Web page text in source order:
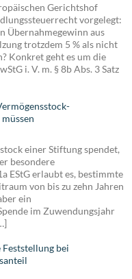
Gerichtshof
vorgelegt:
Übernahmegewinn aus
trotzdem 5 % als nicht
Konkret geht es um die
i. V. m. § 8b Abs. 3 Satz
einer Stiftung spendet,
besondere
EStG erlaubt es, bestimmte
von bis zu zehn Jahren
ein
im Zuwendungsjahr
bei